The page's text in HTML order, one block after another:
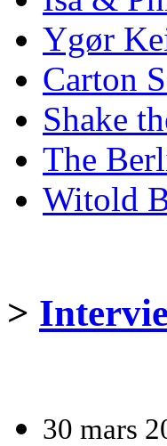
Ygør
Carton
Shake
The
Witold
>
30 mars